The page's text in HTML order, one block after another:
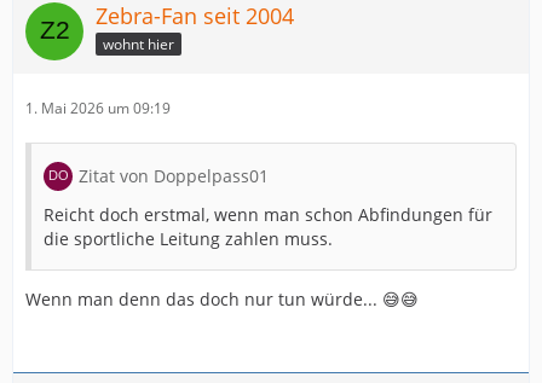
Zebra-Fan seit 2004
wohnt hier
1. Mai 2026 um 09:19
Zitat von Doppelpass01
Reicht doch erstmal, wenn man schon Abfindungen für
die sportliche Leitung zahlen muss.
Wenn man denn das doch nur tun würde... 😅😅